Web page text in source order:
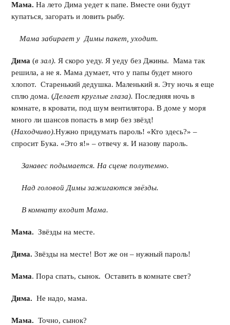
Мама. На лето Дима уедет к папе. Вместе они будут
купаться, загорать и ловить рыбу.
Мама забирает у Димы пакет, уходит.
Дима (в зал). Я скоро уеду. Я уеду без Джины. Мама так
решила, а не я. Мама думает, что у папы будет много
хлопот. Старенький дедушка. Маленький я. Эту ночь я еще
сплю дома. (Делает круглые глаза). Последняя ночь в
комнате, в кровати, под шум вентилятора. В доме у моря
много ли шансов попасть в мир без звёзд!
(Находчиво).Нужно придумать пароль! «Кто здесь?» –
спросит Бука. «Это я!» – отвечу я. И назову пароль.
Занавес подымается. На сцене полутемно.
Над головой Димы зажигаются звёзды.
В комнату входит Мама.
Мама. Звёзды на месте.
Дима. Звёзды на месте! Вот же он – нужный пароль!
Мама. Пора спать, сынок. Оставить в комнате свет?
Дима. Не надо, мама.
Мама. Точно, сынок?